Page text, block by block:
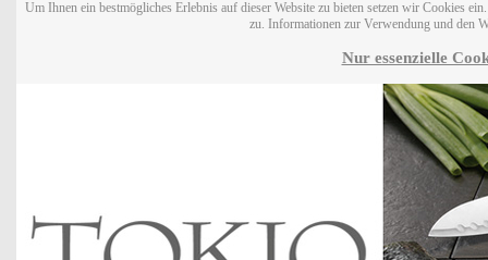
Um Ihnen ein bestmögliches Erlebnis auf dieser Website zu bieten setzen wir Cookies
zu. Informationen zur Verwendung und den
Nur essenzielle